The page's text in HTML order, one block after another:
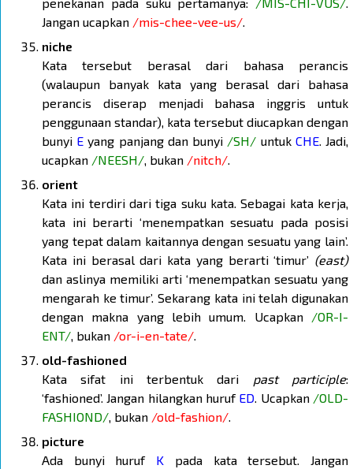
penekanan pada suku pertamanya: /MIS-CHI-VUS/.
Jangan ucapkan /mis-chee-vee-us/.
niche
Kata tersebut berasal dari bahasa perancis
(walaupun banyak kata yang berasal dari bahasa
perancis diserap menjadi bahasa inggris untuk
penggunaan standar), kata tersebut diucapkan dengan
bunyi E yang panjang dan bunyi /SH/ untuk CHE. Jadi,
ucapkan /NEESH/, bukan /nitch/.
orient
Kata ini terdiri dari tiga suku kata. Sebagai kata kerja,
kata ini berarti ‘menempatkan sesuatu pada posisi
yang tepat dalam kaitannya dengan sesuatu yang lain’.
Kata ini berasal dari kata yang berarti ‘timur’ (east)
dan aslinya memiliki arti ‘menempatkan sesuatu yang
mengarah ke timur’. Sekarang kata ini telah digunakan
dengan makna yang lebih umum. Ucapkan /OR-I-
ENT/, bukan /or-i-en-tate/.
old-fashioned
Kata sifat ini terbentuk dari past participle:
‘fashioned’. Jangan hilangkan huruf ED. Ucapkan /OLD-
FASHIOND/, bukan /old-fashion/.
picture
Ada bunyi huruf K pada kata tersebut. Jangan